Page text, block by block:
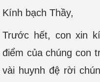
Kính bạch Thầy,
Trước hết, con xin
điểm của chúng con
vài huynh đệ rời